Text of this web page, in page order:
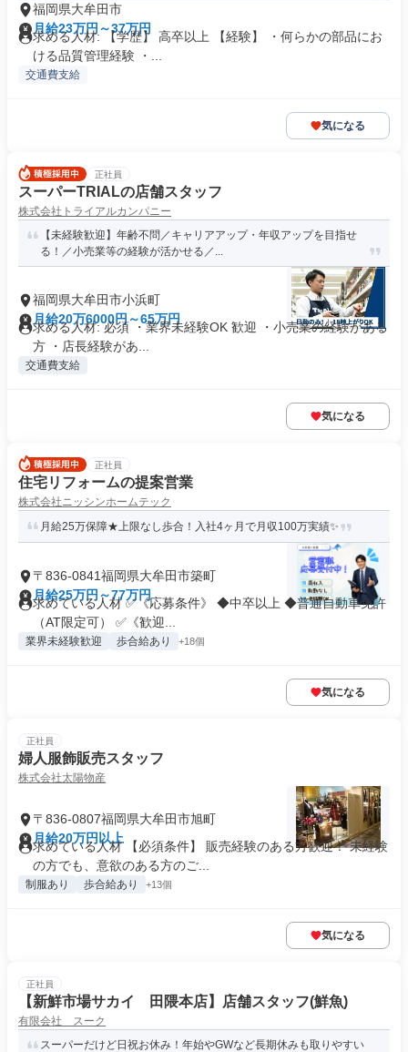
福岡県大牟田市
月給23万円～37万円
求める人材: 【学歴】 高卒以上 【経験】 ・何らかの部品にお
ける品質管理経験 ・...
交通費支給
気になる
正社員
スーパーTRIALの店舗スタッフ
株式会社トライアルカンパニー
【未経験歓迎】年齢不問／キャリアアップ・年収アップを目指せ
る！／小売業等の経験が活かせる／...
福岡県大牟田市小浜町
月給20万6000円～65万円
求める人材: 必須 ・業界未経験OK 歓迎 ・小売業の経験がある
方 ・店長経験があ...
交通費支給
気になる
正社員
住宅リフォームの提案営業
株式会社ニッシンホームテック
月給25万保障★上限なし歩合！入社4ヶ月で月収100万実績✨
〒836-0841福岡県大牟田市築町
月給25万円～77万円
求めている人材 ✅《応募条件》 ◆中卒以上 ◆普通自動車免許
（AT限定可） ✅《歓迎...
業界未経験歓迎 歩合給あり +18個
気になる
正社員
婦人服飾販売スタッフ
株式会社太陽物産
〒836-0807福岡県大牟田市旭町
月給20万円以上
求めている人材 【必須条件】 販売経験のある方歓迎！ 未経験
の方でも、意欲のある方のご...
制服あり 歩合給あり +13個
気になる
正社員
【新鮮市場サカイ 田隈本店】店舗スタッフ(鮮魚)
有限会社 スーク
スーパーだけど日祝お休み！年始やGWなど長期休みも取りやすい